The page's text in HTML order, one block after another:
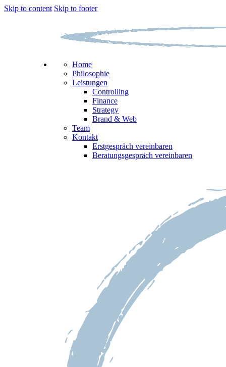
Skip to content Skip to footer
Home
Philosophie
Leistungen
Controlling
Finance
Strategy
Brand & Web
Team
Kontakt
Erstgespräch vereinbaren
Beratungsgespräch vereinbaren